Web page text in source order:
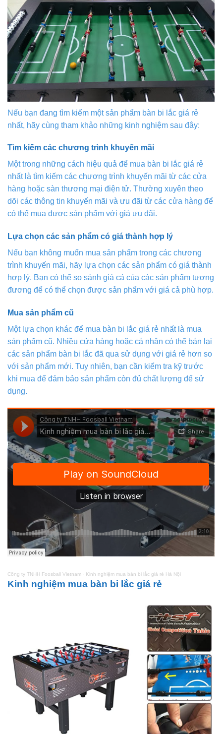
Nếu bạn đang tìm kiếm một sản phẩm bàn bi lắc giá rẻ
nhất, hãy cùng tham khảo những kinh nghiệm sau đây:
Tìm kiếm các chương trình khuyến mãi
Một trong những cách hiệu quả để mua bàn bi lắc giá rẻ
nhất là tìm kiếm các chương trình khuyến mãi từ các cửa
hàng hoặc sàn thương mại điện tử. Thường xuyên theo
dõi các thông tin khuyến mãi và ưu đãi từ các cửa hàng để
có thể mua được sản phẩm với giá ưu đãi.
Lựa chọn các sản phẩm có giá thành hợp lý
Nếu bạn không muốn mua sản phẩm trong các chương
trình khuyến mãi, hãy lựa chọn các sản phẩm có giá thành
hợp lý. Bạn có thể so sánh giá cả của các sản phẩm tương
đương để có thể chọn được sản phẩm với giá cả phù hợp.
Mua sản phẩm cũ
Một lựa chọn khác để mua bàn bi lắc giá rẻ nhất là mua
sản phẩm cũ. Nhiều cửa hàng hoặc cá nhân có thể bán lại
các sản phẩm bàn bi lắc đã qua sử dụng với giá rẻ hơn so
với sản phẩm mới. Tuy nhiên, bạn cần kiểm tra kỹ trước
khi mua để đảm bảo sản phẩm còn đủ chất lượng để sử
dụng.
Công ty TNHH Foosball Vietnam · Kinh nghiệm mua bàn bi lắc giá rẻ Hà Nội
Kinh nghiệm mua bàn bi lắc giá rẻ